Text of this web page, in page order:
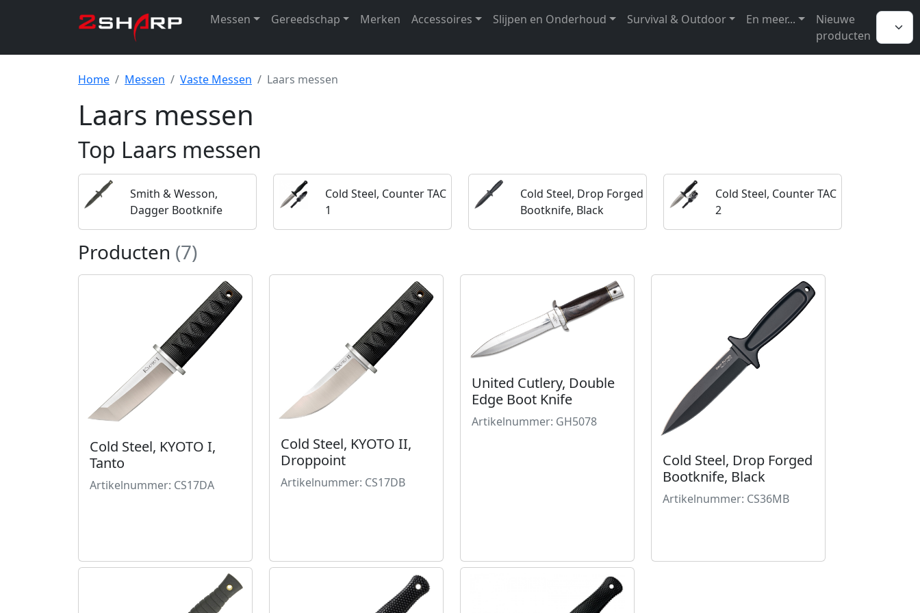
Messen Gereedschap Merken Accessoires Slijpen en Onderhoud Survival & Outdoor En meer...
Nieuwe
producten
Home Messen Vaste Messen Laars messen
Laars messen
Top Laars messen
Smith & Wesson,
Dagger Bootknife
Cold Steel, Counter TAC
1
Cold Steel, Drop Forged
Bootknife, Black
Cold Steel, Counter TAC
2
Producten (7)
Cold Steel, KYOTO I,
Tanto
Artikelnummer: CS17DA
Cold Steel, KYOTO II,
Droppoint
Artikelnummer: CS17DB
United Cutlery, Double
Edge Boot Knife
Artikelnummer: GH5078
Cold Steel, Drop Forged
Bootknife, Black
Artikelnummer: CS36MB